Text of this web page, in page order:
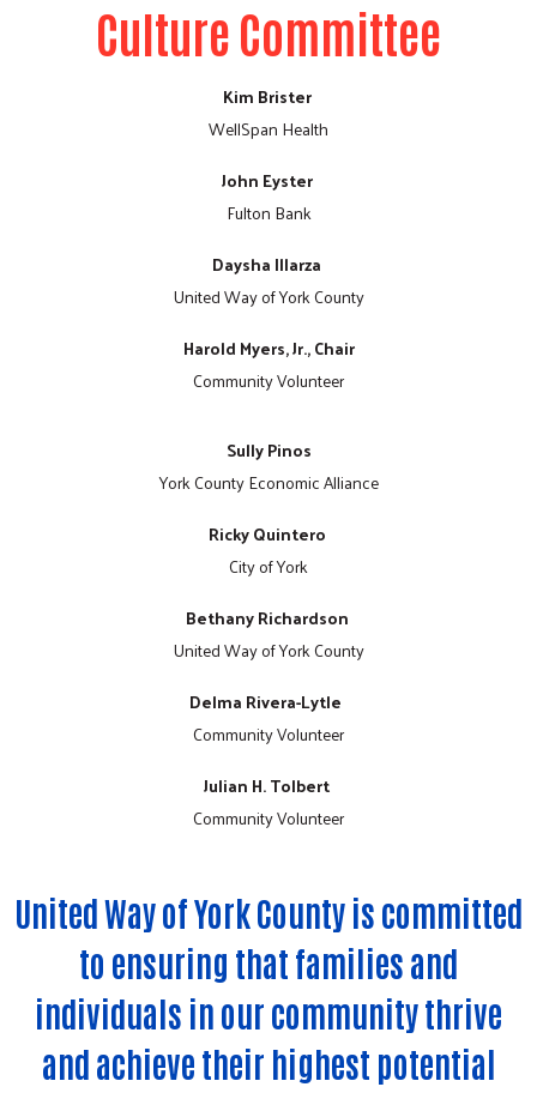
Culture Committee
Kim Brister
WellSpan Health
John Eyster
Fulton Bank
Daysha Illarza
United Way of York County
Harold Myers, Jr., Chair
Community Volunteer
Sully Pinos
York County Economic Alliance
Ricky Quintero
City of York
Bethany Richardson
United Way of York County
Delma Rivera-Lytle
Community Volunteer
Julian H. Tolbert
Community Volunteer
United Way of York County is committed
to ensuring that families and
individuals in our community thrive
and achieve their highest potential